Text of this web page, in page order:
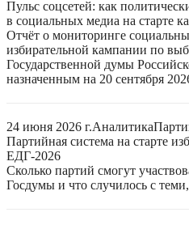
Пульс соцсетей: как
в социальных медиа на старте
Отчёт о мониторинге
избирательной кампании по
Государственной думы
назначенным на 20 сентября
24 июня 2026 г.Аналитика
Партийная система на старте
ЕДГ-2026
Сколько партий смогут
Госдумы и что случилось с